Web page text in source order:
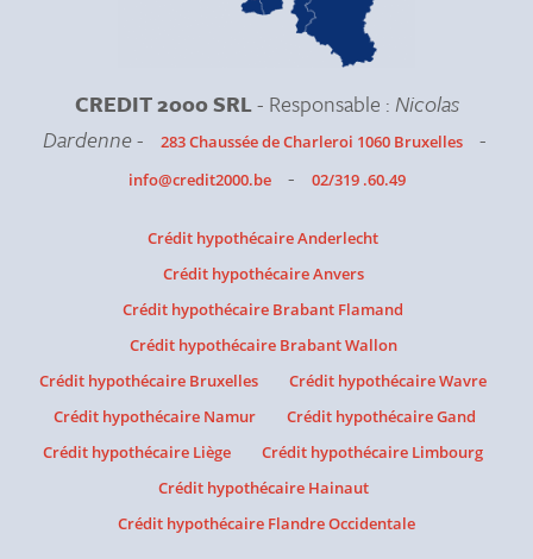
CREDIT 2000 SRL- Responsable :Nicolas
Dardenne- 283 Chaussée de Charleroi 1060 Bruxelles -
info@credit2000.be - 02/319 .60.49
Crédit hypothécaire Anderlecht
Crédit hypothécaire Anvers
Crédit hypothécaire Brabant Flamand
Crédit hypothécaire Brabant Wallon
Crédit hypothécaire Bruxelles
Crédit hypothécaire Wavre
Crédit hypothécaire Namur
Crédit hypothécaire Gand
Crédit hypothécaire Liège
Crédit hypothécaire Limbourg
Crédit hypothécaire Hainaut
Crédit hypothécaire Flandre Occidentale